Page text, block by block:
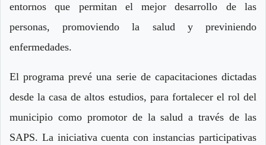
entornos que permitan el mejor desarrollo de las
personas, promoviendo la salud y previniendo
enfermedades.
El programa prevé una serie de capacitaciones dictadas
desde la casa de altos estudios, para fortalecer el rol del
municipio como promotor de la salud a través de las
SAPS. La iniciativa cuenta con instancias participativas